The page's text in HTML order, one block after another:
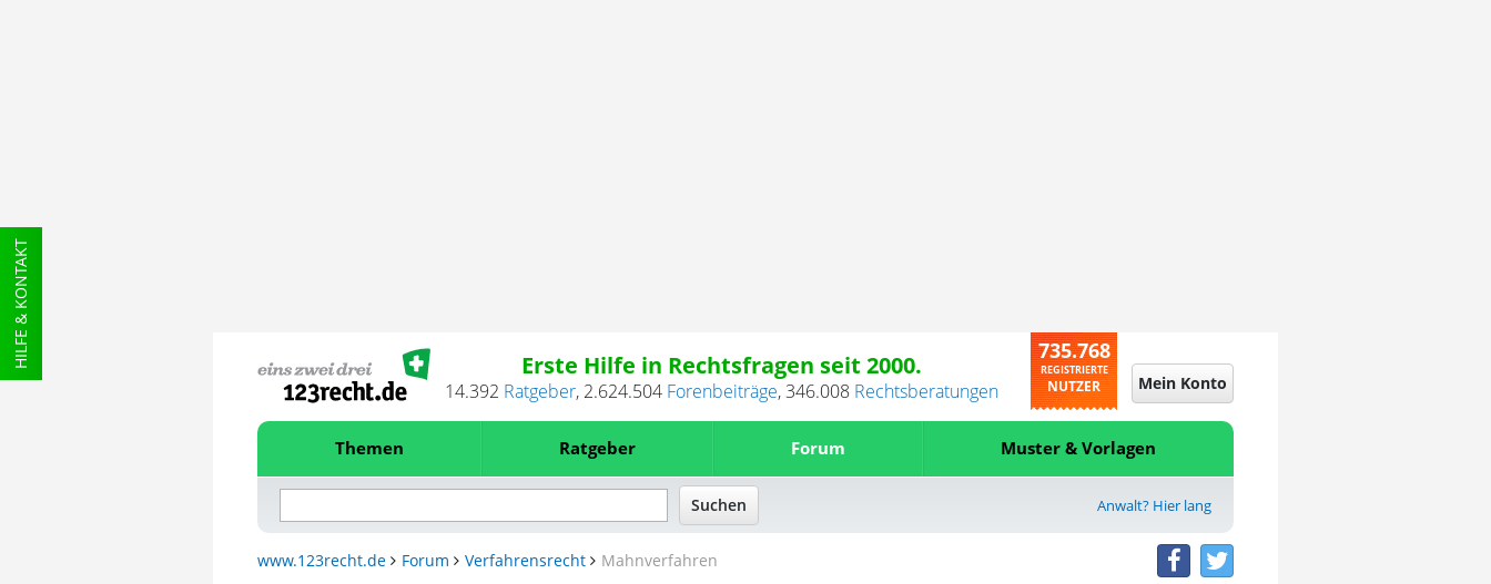
HILFE & KONTAKT Erste Hilfe in Rechtsfragen seit 2000.
14.392 Ratgeber, 2.624.504 Forenbeiträge,346.008 Rechtsberatungen
735.768
REGISTRIERTE
NUTZER Mein Konto
Themen Ratgeber Forum Muster & Vorlagen
Anwalt? Hier lang
www.123recht.de Forum Verfahrensrecht Mahnverfahren